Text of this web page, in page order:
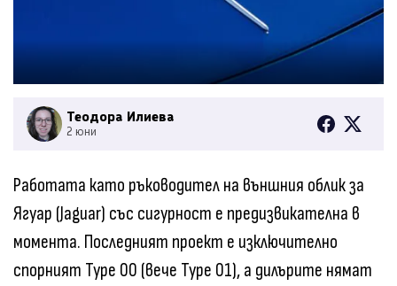
Теодора Илиева
2 юни
Работата като ръководител на външния облик за
Ягуар (Jaguar) със сигурност е предизвикателна в
момента. Последният проект е изключително
спорният Type 00 (вече Type 01), а дилърите нямат